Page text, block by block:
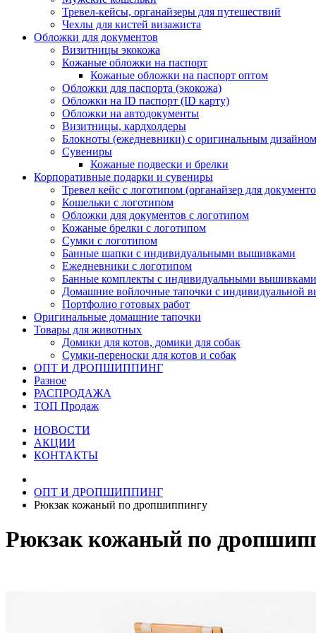
Тревел-кейсы, органайзеры для путешествий
Чехлы для кистей визажиста
Обложки для документов
Визитницы экокожа
Кожаные обложки на паспорт
Кожаные обложки на паспорт оптом
Обложки для паспорта (экокожа)
Обложки на ID паспорт (ID карту)
Обложки на автодокументы
Визитницы, кардхолдеры
Блокноты (ежедневники) с оригинальным дизайном
Сувениры
Кожаные подвески и брелки
Корпоративные подарки и сувениры
Тревел кейс с логотипом (органайзер для
Кошельки с логотипом
Обложки для документов с логотипом
Кожаные брелки с логотипом
Сумки с логотипом
Банные шапки с индивидуальными вышивками
Ежедневники с логотипом
Банные комплекты с индивидуальными вышивками
Домашние войлочные тапочки с индивидуальной
Портфолио готовых работ
Оригинальные домашние тапочки
Товары для животных
Домики для котов, домики для собак
Сумки-переноски для котов и собак
ОПТ И ДРОПШИППИНГ
Разное
РАСПРОДАЖА
ТОП Продаж
НОВОСТИ
АКЦИИ
КОНТАКТЫ
ОПТ И ДРОПШИППИНГ
Рюкзак кожаный по дропшиппингу
Рюкзак кожаный по